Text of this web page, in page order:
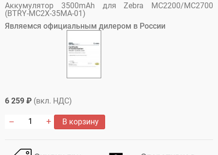
Аккумулятор 3500mAh для Zebra MC2200/MC2700
(BTRY-MC2X-35MA-01)
Являемся официальным дилером в России
6 259 ₽ (вкл. НДС)
В корзину